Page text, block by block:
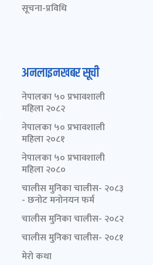
सूचना-प्रविधि
अनलाइनखबर सूची
नेपालका ५० प्रभावशाली
महिला २०८२
नेपालका ५० प्रभावशाली
महिला २०८१
नेपालका ५० प्रभावशाली
महिला २०८०
चालीस मुनिका चालीस- २०८३
- छनोट मनोनयन फर्म
चालीस मुनिका चालीस- २०८२
चालीस मुनिका चालीस- २०८१
मेरो कथा